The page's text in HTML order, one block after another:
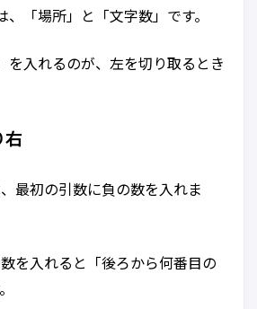
、「場所」と「文字数」です。
を入れるのが、左を切り取るとき
右
最初の引数に負の数を入れま
を入れると「後ろから何番目の